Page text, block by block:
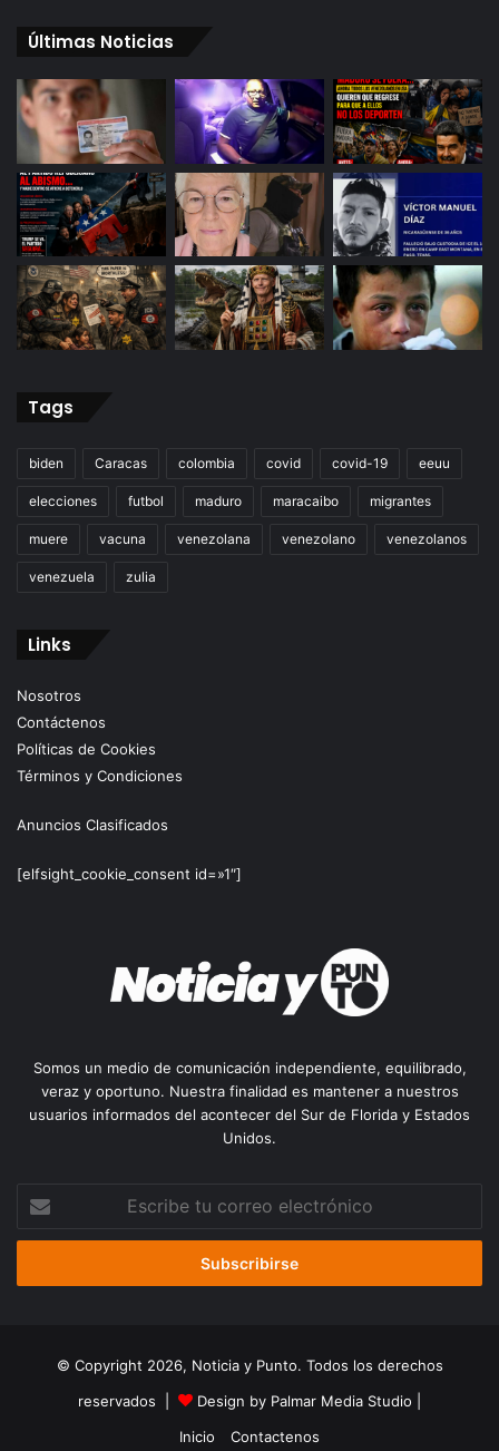
Últimas Noticias
Tags
biden Caracas colombia covid covid-19 eeuu
elecciones futbol maduro maracaibo migrantes
muere vacuna venezolana venezolano venezolanos
venezuela zulia
Links
Nosotros
Contáctenos
Políticas de Cookies
Términos y Condiciones
Anuncios Clasificados
[elfsight_cookie_consent id=»1″]
Somos un medio de comunicación independiente, equilibrado,
veraz y oportuno. Nuestra finalidad es mantener a nuestros
usuarios informados del acontecer del Sur de Florida y Estados
Unidos.
tu
correo
© Copyright 2026, Noticia y Punto. Todos los derechos
reservados |
Design by Palmar Media Studio
Inicio
Contactenos